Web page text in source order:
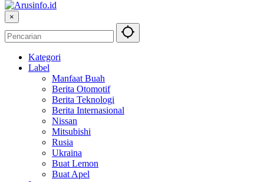
×
Kategori
Label
Manfaat Buah
Berita Otomotif
Berita Teknologi
Berita Internasional
Nissan
Mitsubishi
Rusia
Ukraina
Buat Lemon
Buat Apel